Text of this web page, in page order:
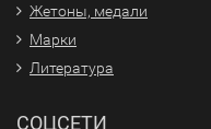
Жетоны, медали
Марки
Литература
СОЦСЕТИ